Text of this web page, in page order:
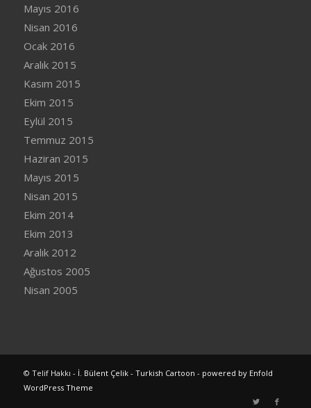
Mayıs 2016
Nisan 2016
Ocak 2016
Aralık 2015
Kasım 2015
Ekim 2015
Eylül 2015
Temmuz 2015
Haziran 2015
Mayıs 2015
Nisan 2015
Ekim 2014
Ekim 2013
Aralık 2012
Ağustos 2005
Nisan 2005
© Telif Hakkı - İ. Bülent Çelik - Turkish Cartoon - powered by Enfold
WordPress Theme